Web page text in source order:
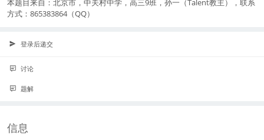
本题目来自：北京市，中关村中学，高三9班，孙一（Talent教主），联系
方式：865383864（QQ）
登录后递交
讨论
题解
信息